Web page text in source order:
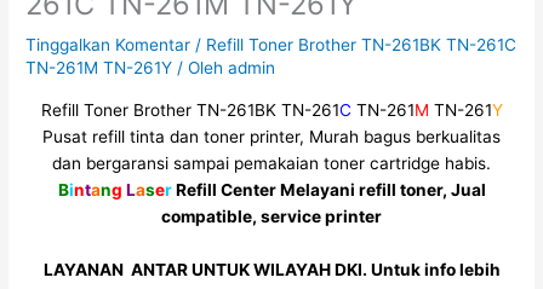
Tinggalkan Komentar / Refill Toner Brother TN-261BK TN-261C
TN-261M TN-261Y / Olehadmin
Refill Toner Brother TN-261BK TN-261C TN-261M TN-261Y
Pusat refill tinta dan toner printer, Murah bagus berkualitas
dan bergaransi sampai pemakaian toner cartridge habis.
Bintang LaserRefill Center Melayani refill toner, Jual
compatible, service printer
LAYANAN ANTAR UNTUK WILAYAH DKI. Untuk info lebih